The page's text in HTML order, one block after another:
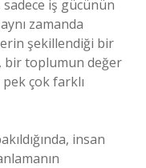
iş gücünün
zamanda
şekillendiği bir
bir toplumun değer
çok farklı
insan